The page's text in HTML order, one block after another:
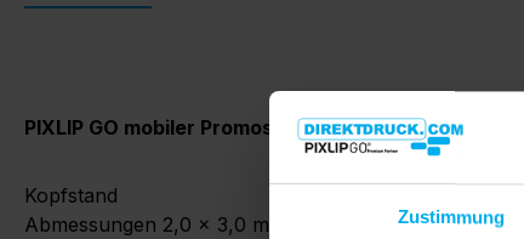
Zustimmung
PIXLIP GO mobiler Promostand HL30
Kopfstand
Abmessungen 2,0 × 3,0 m